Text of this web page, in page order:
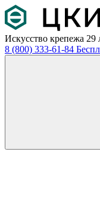
Искусство крепежа 29
8 (800) 333-61-84